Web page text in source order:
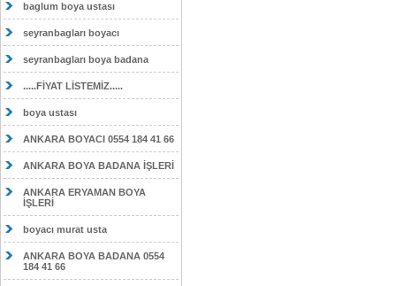
baglum boya ustası
seyranbagları boyacı
seyranbagları boya badana
.....FİYAT LİSTEMİZ.....
boya ustası
ANKARA BOYACI 0554 184 41 66
ANKARA BOYA BADANA İŞLERİ
ANKARA ERYAMAN BOYA
İŞLERİ
boyacı murat usta
ANKARA BOYA BADANA 0554
184 41 66